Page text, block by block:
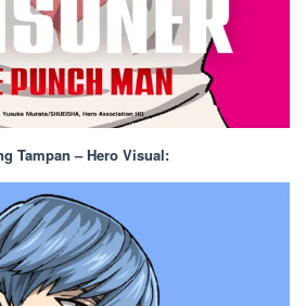
Tampan – Hero Visual: